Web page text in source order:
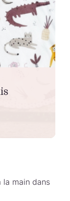
la main dans